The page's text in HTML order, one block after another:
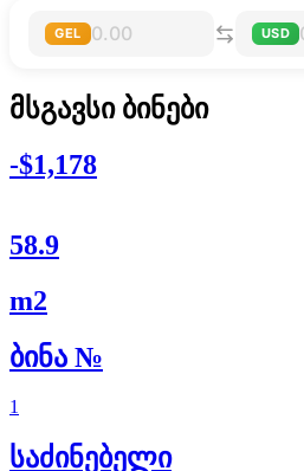
GEL USD
მსგავსი ბინები
-$1,178
58.9
m2
ბინა №
1
საძინებელი